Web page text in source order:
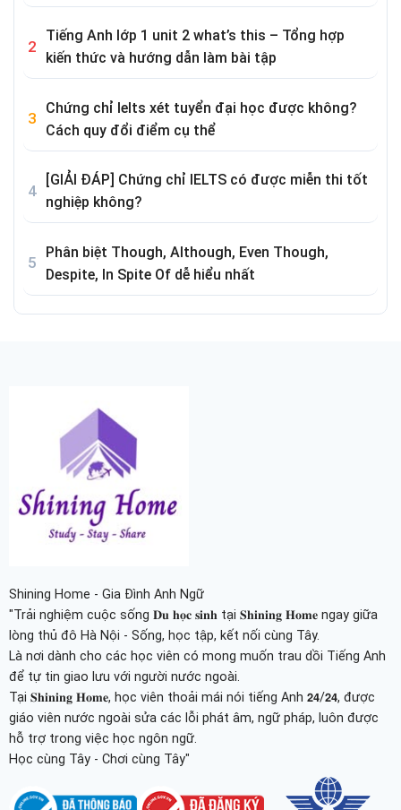
Tiếng Anh lớp 1 unit 2 what’s this – Tổng hợp
kiến thức và hướng dẫn làm bài tập
Chứng chỉ Ielts xét tuyển đại học được không?
Cách quy đổi điểm cụ thể
[GIẢI ĐÁP] Chứng chỉ IELTS có được miễn thi tốt
nghiệp không?
Phân biệt Though, Although, Even Though,
Despite, In Spite Of dễ hiểu nhất
Shining Home - Gia Đình Anh Ngữ
"Trải nghiệm cuộc sống 𝐃𝐮 𝐡𝐨̣𝐜 𝐬𝐢𝐧𝐡 tại 𝐒𝐡𝐢𝐧𝐢𝐧𝐠 𝐇𝐨𝐦𝐞 ngay giữa
lòng thủ đô Hà Nội - Sống, học tập, kết nối cùng Tây.
Là nơi dành cho các học viên có mong muốn trau dồi Tiếng Anh
để tự tin giao lưu với người nước ngoài.
Tại 𝐒𝐡𝐢𝐧𝐢𝐧𝐠 𝐇𝐨𝐦𝐞, học viên thoải mái nói tiếng Anh 𝟮𝟰/𝟮𝟰, được
giáo viên nước ngoài sửa các lỗi phát âm, ngữ pháp, luôn được
hỗ trợ trong việc học ngôn ngữ.
Học cùng Tây - Chơi cùng Tây"